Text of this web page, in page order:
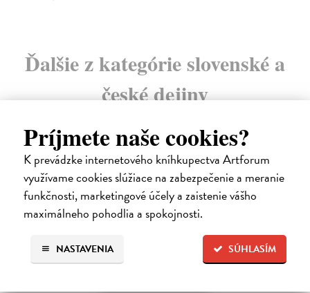
Príjmete naše cookies?
K prevádzke internetového kníhkupectva Artforum
využívame cookies slúžiace na zabezpečenie a meranie
funkčnosti, marketingové účely a zaistenie vášho
maximálneho pohodlia a spokojnosti.
SÚHLASÍM
NASTAVENIA
Ďalšie z kategórie slovenské a
české dejiny
na sklade